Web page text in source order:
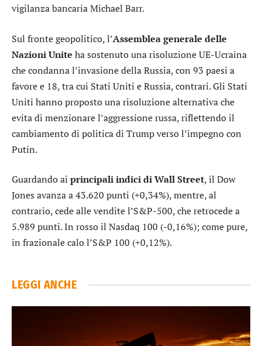
vigilanza bancaria Michael Barr.
Sul fronte geopolitico, l’Assemblea generale delle
Nazioni Unite ha sostenuto una risoluzione UE-Ucraina
che condanna l’invasione della Russia, con 93 paesi a
favore e 18, tra cui Stati Uniti e Russia, contrari. Gli Stati
Uniti hanno proposto una risoluzione alternativa che
evita di menzionare l’aggressione russa, riflettendo il
cambiamento di politica di Trump verso l’impegno con
Putin.
Guardando ai principali indici di Wall Street, il Dow
Jones avanza a 43.620 punti (+0,34%), mentre, al
contrario, cede alle vendite l’S&P-500, che retrocede a
5.989 punti. In rosso il Nasdaq 100 (-0,16%); come pure,
in frazionale calo l’S&P 100 (+0,12%).
LEGGI ANCHE